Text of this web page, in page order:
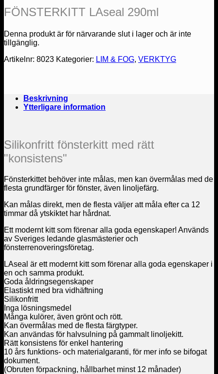
FÖNSTERKITT LAseal 290ml
Denna produkt är för närvarande slut i lager och är inte
tillgänglig.
Artikelnr: 8023 Kategorier: LIM & FOG, VERKTYG
Beskrivning
Ytterligare information
Silikonfritt fönsterkitt med rätt
"konsistens"
Fönsterkittet behöver inte målas, men kan övermålas med de
flesta grundfärger för fönster, även linoljefärg.
Kan målas direkt, men de flesta väljer att måla efter ca 12
timmar då ytskiktet har hårdnat.
Ett modernt kitt som förenar alla goda egenskaper! Används
av Sveriges ledande glasmästerier och
fönsterrenoveringsföretag.
LAseal är ett modernt kitt som förenar alla goda egenskaper i
en och samma produkt.
Goda åldringsegenskaper
Elastiskt med bra vidhäftning
Silikonfritt
Inga lösningsmedel
Många kulörer, även grönt och rött.
Kan övermålas med de flesta färgtyper.
Kan användas för halvsulning på gammalt linoljekitt.
Rätt konsistens för enkel hantering
10 års funktions- och materialgaranti, för mer info se bifogat
dokument.
(Obruten förpackning, hållbarhet minst 12 månader)